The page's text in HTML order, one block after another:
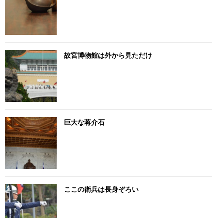
故宮博物館は外から見ただけ
巨大な蒋介石
ここの衛兵は長身ぞろい